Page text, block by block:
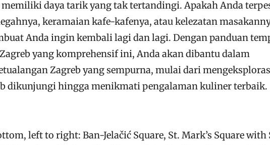
daya tarik yang tak tertandingi. Apakah Anda
keramaian kafe-kafenya, atau kelezatan
Anda ingin kembali lagi dan lagi. Dengan panduan
yang komprehensif ini, Anda akan dibantu dalam
Zagreb yang sempurna, mulai dari
dikunjungi hingga menikmati pengalaman kuliner terbaik.
left to right: Ban-Jelačić Square, St. Mark’s Square with